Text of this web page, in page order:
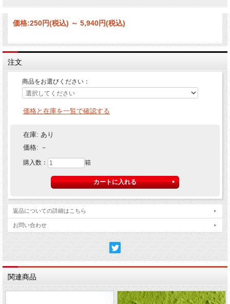
価格:250円(税込) ～ 5,940円(税込)
注文
商品をお選びください：
価格と在庫を一覧で確認する
在庫: あり
価格: －
購入数： 箱
返品についての詳細はこちら
お問い合わせ
関連商品